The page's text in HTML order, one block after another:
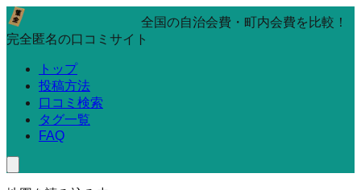
全国の自治会費・町内会費を比較！
完全匿名の口コミサイト
トップ
投稿方法
口コミ検索
タグ一覧
FAQ